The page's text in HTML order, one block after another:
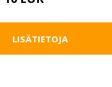
LISÄTIETOJA